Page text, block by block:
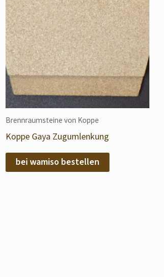
Brennraumsteine von Koppe
Koppe Gaya Zugumlenkung
bei wamiso bestellen